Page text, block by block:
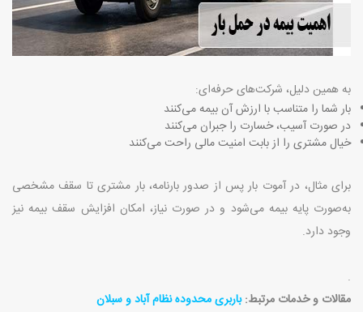
به همین دلیل، شرکت‌های حرفه‌ای:
بار شما را متناسب با ارزش آن بیمه می‌کنند
در صورت آسیب، خسارت را جبران می‌کنند
خیال مشتری را از بابت امنیت مالی راحت می‌کنند
برای مثال، در آموت بار پس از صدور بارنامه، بار مشتری تا سقف مشخصی
به‌صورت پایه بیمه می‌شود و در صورت نیاز، امکان افزایش سقف بیمه نیز
وجود دارد.
.
مقالات و خدمات مرتبط:باربری محدوده نظام آباد و سبلان